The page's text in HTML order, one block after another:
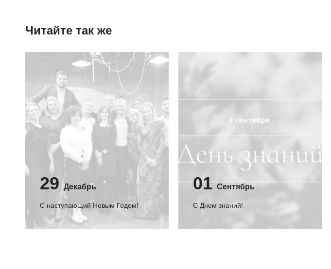
Читайте так же
29 Декабрь
С наступающий Новым Годом!
01 Сентябрь
C Днем знаний!